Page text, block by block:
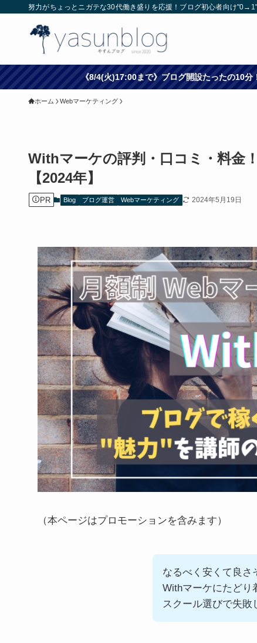
努力がちょっとニガテな30代働き盛りを応援！ブログ初心者向け
《8/4(火)17:00まで》ブログ開設たったの10分
ホーム Webマーケティング
Withマーケの評判・口コミ・料金
【2024年】
PR Blog ブログ運営 Webマーケティング 2024年5月19日
（本ページはプロモーションを含みます）
なるべく安くて良さ
Withマーケにたどり
スクール選びで失敗